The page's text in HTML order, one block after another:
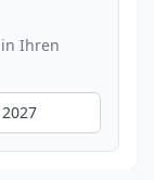
Ihren